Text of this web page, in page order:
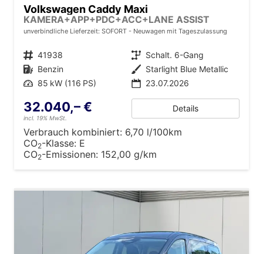
Volkswagen Caddy Maxi
KAMERA+APP+PDC+ACC+LANE ASSIST
unverbindliche Lieferzeit: SOFORT Neuwagen mit Tageszulassung
Fahrzeugnr. 41938 Getriebe Schalt. 6-Gang
Kraftstoff Benzin Außenfarbe Starlight Blue Metallic
Leistung 85 kW (116 PS) 23.07.2026
32.040,– €
incl. 19% MwSt.
Details
Verbrauch kombiniert: 6,70 l/100km
CO2-Klasse: E
CO2-Emissionen: 152,00 g/km